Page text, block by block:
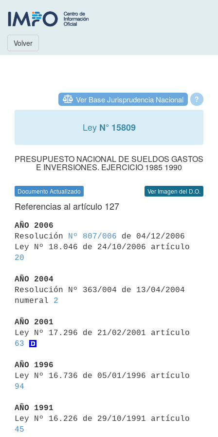
Volver
?
Ver Base Jurisprudencia Nacional
Ley N° 15809
PRESUPUESTO NACIONAL DE SUELDOS GASTOS
E INVERSIONES. EJERCICIO 1985 1990
Documento Actualizado Ver Imagen del D.O.
Referencias al artículo 127
AÑO 2006
Resolución
Nº 807/006 de 04/12/2006
20
AÑO 2004
Resolución Nº 363/004 de 13/04/2004
numeral 2
AÑO 2001
63
AÑO 1996
94
AÑO 1991
45